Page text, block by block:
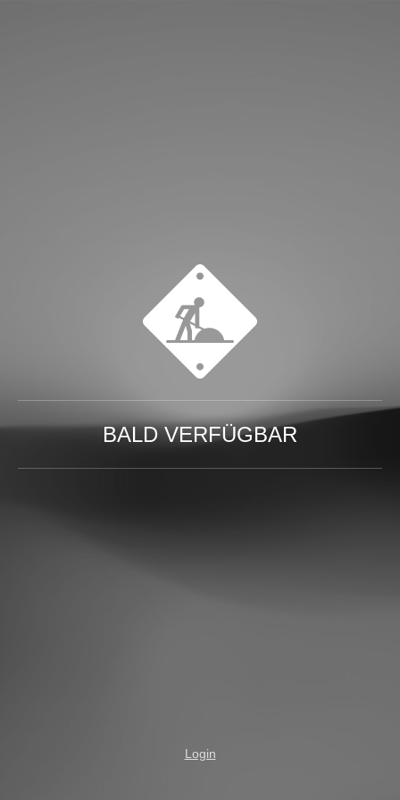
BALD VERFÜGBAR
Login